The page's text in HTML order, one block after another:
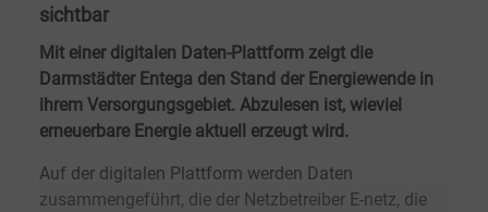
sichtbar
Mit einer digitalen Daten-Plattform zeigt die
Darmstädter Entega den Stand der Energiewende in
ihrem Versorgungsgebiet. Abzulesen ist, wieviel
erneuerbare Energie aktuell erzeugt wird.
Auf der digitalen Plattform werden Daten
zusammengeführt, die der Netzbetreiber E-netz, die